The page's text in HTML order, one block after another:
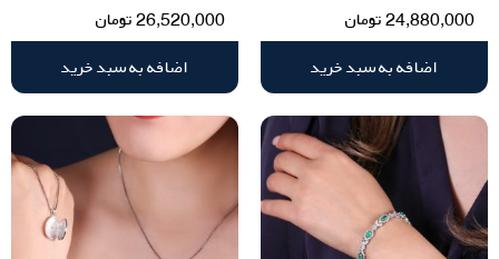
24,880,000تومان
اضافه به سبد خرید
26,520,000تومان
اضافه به سبد خرید